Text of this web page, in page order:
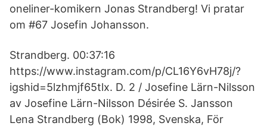
oneliner-komikern Jonas Strandberg! Vi pratar
om #67 Josefin Johansson.
Strandberg. 00:37:16
https://www.instagram.com/p/CL16Y6vH78j/?
igshid=5lzhmjf65tlx. D. 2 / Josefine Lärn-Nilsson
av Josefine Lärn-Nilsson Désirée S. Jansson
Lena Strandberg (Bok) 1998, Svenska, För